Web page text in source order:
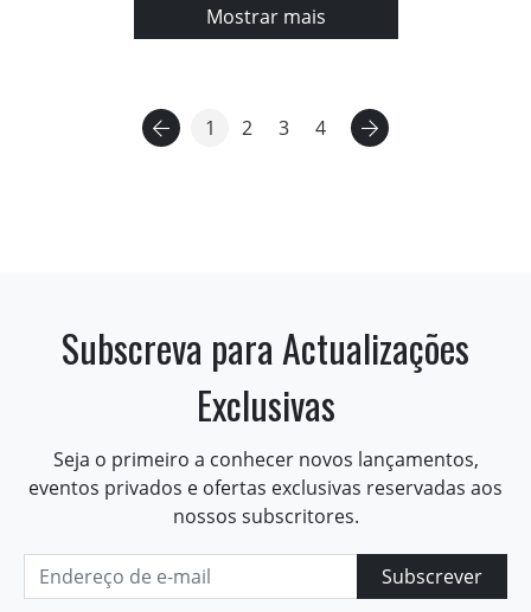
Mostrar mais
1 2 3 4
Subscreva para Actualizações
Exclusivas
Seja o primeiro a conhecer novos lançamentos,
eventos privados e ofertas exclusivas reservadas aos
nossos subscritores.
Subscrever